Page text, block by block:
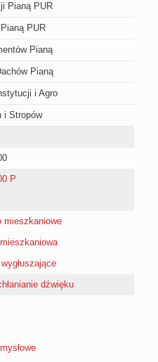
Pianą PUR
PUR
Pianą
Pianą
i Agro
i Stropów
P
mieszkaniowe
dźwięku